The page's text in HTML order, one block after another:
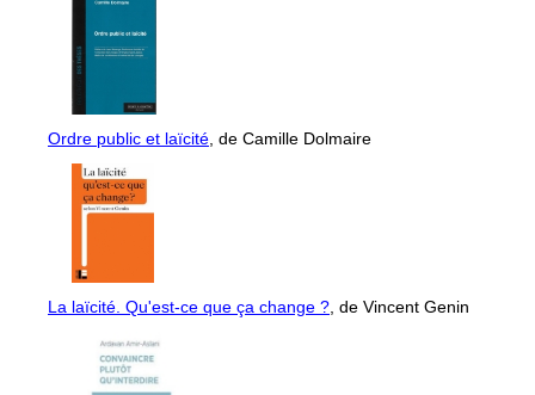
Ordre public et laïcité , de Camille Dolmaire
La laïcité. Qu'est-ce que ça change ? , de Vincent Genin